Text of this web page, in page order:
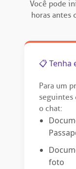
Endereço:
R. Colômbia, 332
São Paulo - SP
de órgãos
de cuidado
Você pode
horas antes
📋 Tenha
Para um
seguintes
o chat:
foto